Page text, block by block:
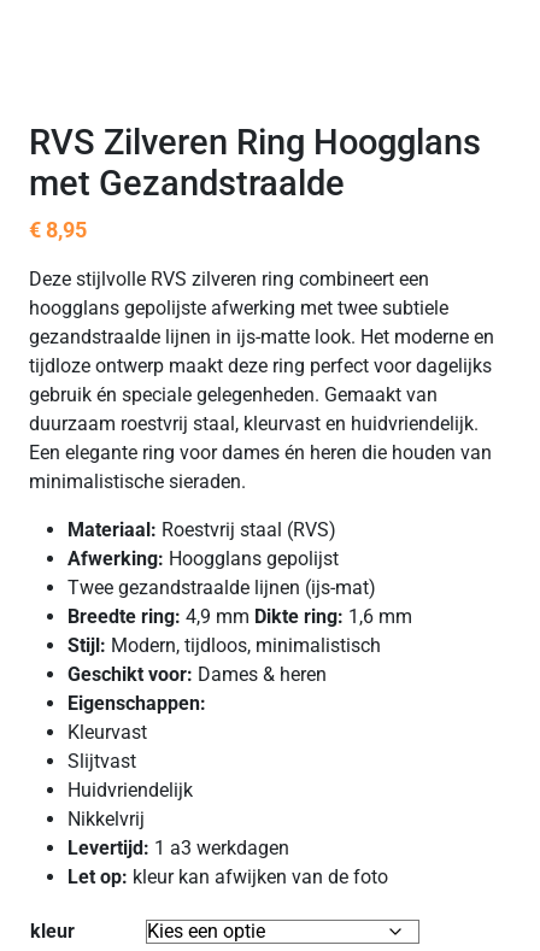
RVS Zilveren Ring Hoogglans
met Gezandstraalde
€8,95
Deze stijlvolle RVS zilveren ring combineert een
hoogglans gepolijste afwerking met twee subtiele
gezandstraalde lijnen in ijs-matte look. Het moderne en
tijdloze ontwerp maakt deze ring perfect voor dagelijks
gebruik én speciale gelegenheden. Gemaakt van
duurzaam roestvrij staal, kleurvast en huidvriendelijk.
Een elegante ring voor dames én heren die houden van
minimalistische sieraden.
Materiaal: Roestvrij staal (RVS)
Afwerking: Hoogglans gepolijst
Twee gezandstraalde lijnen (ijs-mat)
Breedte ring: 4,9 mm Dikte ring: 1,6 mm
Stijl: Modern, tijdloos, minimalistisch
Geschikt voor: Dames & heren
Eigenschappen:
Kleurvast
Slijtvast
Huidvriendelijk
Nikkelvrij
Levertijd: 1 a3 werkdagen
Let op: kleur kan afwijken van de foto
kleur